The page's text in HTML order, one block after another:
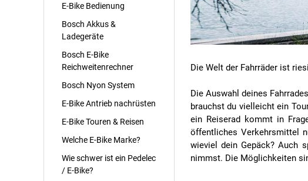
E-Bike Bedienung
Bosch Akkus &
Ladegeräte
Bosch E-Bike
Reichweitenrechner
Bosch Nyon System
E-Bike Antrieb nachrüsten
E-Bike Touren & Reisen
Welche E-Bike Marke?
Wie schwer ist ein Pedelec
/ E-Bike?
Die Welt der Fahrräder ist
Die Auswahl deines
brauchst du vielleicht ein
ein Reiserad kommt in
öffentliches Verkehrsmittel
wieviel dein Gepäck? Auch
nimmst. Die Möglichkeiten